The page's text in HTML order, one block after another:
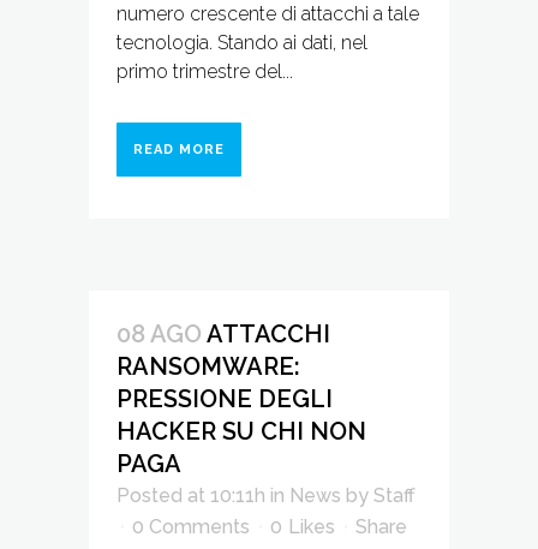
numero crescente di attacchi a tale
tecnologia. Stando ai dati, nel
primo trimestre del...
READ MORE
08 AGO ATTACCHI
RANSOMWARE:
PRESSIONE DEGLI
HACKER SU CHI NON
PAGA
Posted at 10:11h in News by Staff
0 Comments
0 Likes Share